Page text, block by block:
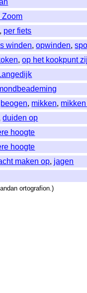
Zoom
, per fiets
winden,opwinden,
,op het kookpunt
beogen, mikken,
duiden op
hoogte
hoogte
maken op, jagen
ortografion.)